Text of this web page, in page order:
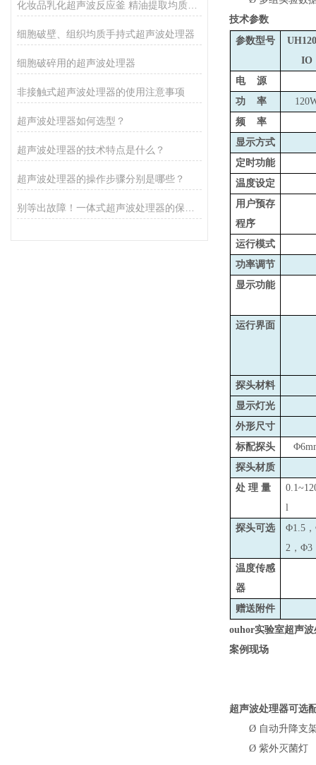
细胞破壁、组织均质手持式超声波处理器
细胞破碎用的超声波处理器
非接触式超声波处理器的使用注意事项
超声波处理器如何选型？
超声波处理器的技术特点是什么？
超声波处理器的操作步骤分别是哪些？
技术参数
参数型号
IO
电 源
功 率
频 率
显示方式
定时功能
温度设定
用户预存
程序
运行模式
功率调节
显示功能
运行界面
探头材料
显示灯光
外形尺寸
标配探头
探头材质
处 理 量
l
探头可选
Φ1.5
2，Φ3
温度传感
器
赠送附件
ouhor实验室超声
案例现场
超声波处理器可选
Ø 自动升降支
Ø 紫外灭菌灯